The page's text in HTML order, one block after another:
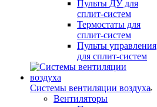
Пульты ДУ для
сплит-систем
Термостаты для
сплит-систем
Пульты управления
для сплит-систем
Системы вентиляции воздуха
Вентиляторы